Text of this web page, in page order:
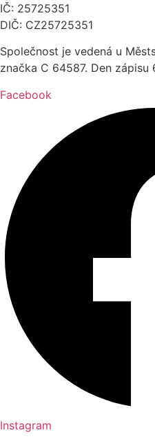
IČ: 25725351
DIČ: CZ25725351
Společnost je vedená u
značka C 64587. Den zápisu
Facebook
Instagram